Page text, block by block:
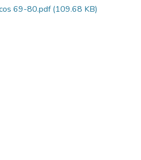
69-80.pdf(109.68 KB)